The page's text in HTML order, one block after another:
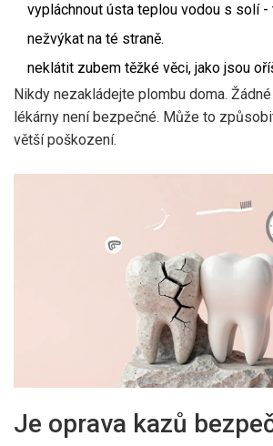
vypláchnout ústa teplou vodou s solí -
nežvýkat na té straně.
neklátit zubem těžké věci, jako jsou
Nikdy nezakládejte plombu doma.
lékárny není bezpečné. Může to
větší poškození.
Je oprava kazů